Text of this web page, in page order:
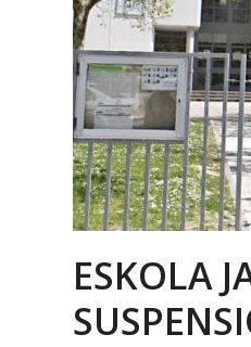
ESKOLA